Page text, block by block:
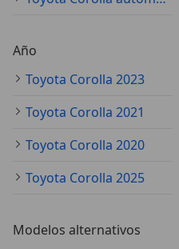
Año
Toyota Corolla 2023
Toyota Corolla 2021
Toyota Corolla 2020
Toyota Corolla 2025
Modelos alternativos